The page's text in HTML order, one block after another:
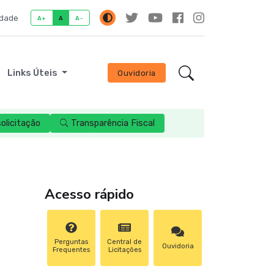
A+ A A-
Links Úteis Ouvidoria
Transparência Fiscal
Acesso rápido
Perguntas
Frequentes
Central de
Licitações
Ouvidoria